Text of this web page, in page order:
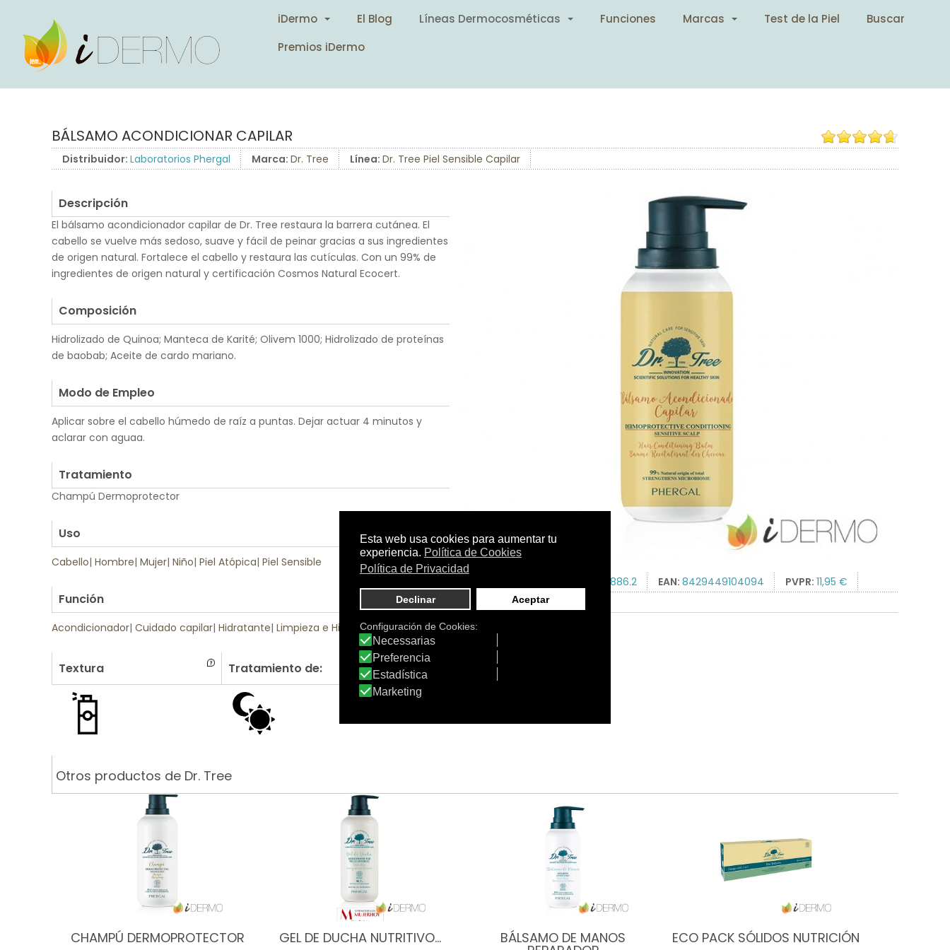
iDermo El Blog Líneas Dermocosméticas Funciones Marcas Test de la Piel
Buscar
Premios iDermo
BÁLSAMO ACONDICIONAR CAPILAR
Distribuidor: Laboratorios Phergal Marca: Dr. Tree Línea: Dr. Tree Piel Sensible Capilar
209886.2 EAN: 8429449104094 PVPR: 11,95 €
Descripción
El bálsamo acondicionador capilar de Dr. Tree restaura la barrera cutánea. El
cabello se vuelve más sedoso, suave y fácil de peinar gracias a sus ingredientes
de origen natural. Fortalece el cabello y restaura las cutículas. Con un 99% de
ingredientes de origen natural y certificación Cosmos Natural Ecocert.
Composición
Hidrolizado de Quinoa; Manteca de Karité; Olivem 1000; Hidrolizado de proteínas
de baobab; Aceite de cardo mariano.
Modo de Empleo
Aplicar sobre el cabello húmedo de raíz a puntas. Dejar actuar 4 minutos y
aclarar con aguaa.
Tratamiento
Champú Dermoprotector
Uso
Cabello| Hombre| Mujer| Niño| Piel Atópica| Piel Sensible
Función
Acondicionador| Cuidado capilar| Hidratante| Limpieza e Higiene
Textura Tratamiento de: Apto:
Sí, es apto
Otros productos de Dr. Tree
CHAMPÚ DERMOPROTECTOR GEL DE DUCHA NUTRITIVO… BÁLSAMO DE MANOS ECO PACK SÓLIDOS NUTRICIÓN